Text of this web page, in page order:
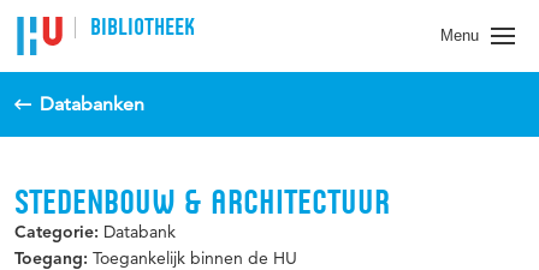
BIBLIOTHEEK Menu
Databanken
STEDENBOUW & ARCHITECTUUR
Categorie: Databank
Toegang: Toegankelijk binnen de HU